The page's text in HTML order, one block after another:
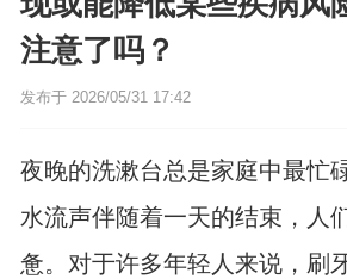
注意了吗？
发布于 2026/05/31 17:42
夜晚的洗漱台总是家庭中最忙
水流声伴随着一天的结束，人
惫。对于许多年轻人来说，刷